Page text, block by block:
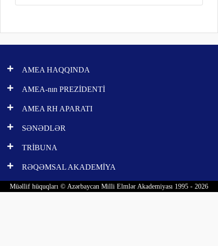
AMEA HAQQINDA
AMEA-nın PREZİDENTİ
AMEA RH APARATI
SƏNƏDLƏR
TRİBUNA
RƏQƏMSAL AKADEMİYA
Müəllif hüquqları © Azərbaycan Milli Elmlər Akademiyası 1995 - 2026